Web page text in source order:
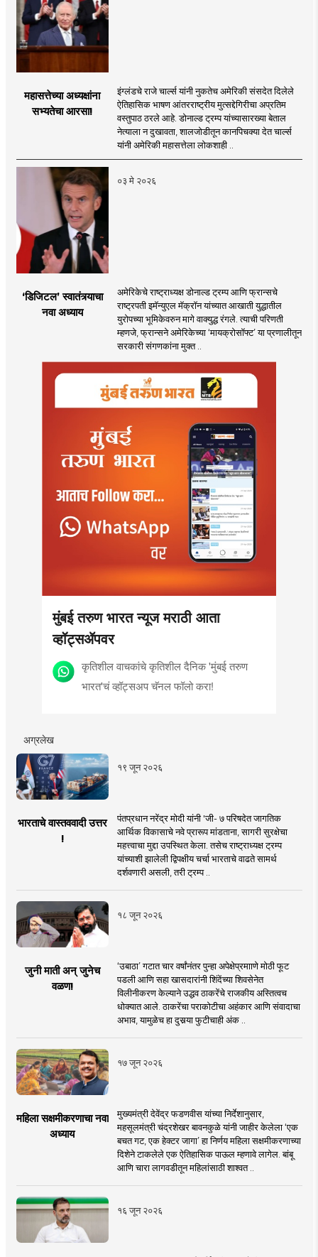
महासत्तेच्या अध्यक्षांना
सभ्यतेचा आरसा!
इंग्लंडचे राजे चार्ल्स यांनी नुकतेच अमेरिकी संसदेत दिलेले
ऐतिहासिक भाषण आंतरराष्ट्रीय मुत्सद्देगिरीचा अप्रतिम
वस्तुपाठ ठरले आहे. डोनाल्ड ट्रम्प यांच्यासारख्या बेताल
नेत्याला न दुखावता, शालजोडीतून कानपिचक्या देत चार्ल्स
यांनी अमेरिकी महासत्तेला लोकशाही ..
०३ मे २०२६
‘डिजिटल’ स्वातंत्र्याचा
नवा अध्याय
अमेरिकेचे राष्ट्राध्यक्ष डोनाल्ड ट्रम्प आणि फ्रान्सचे
राष्ट्रपती इमॅन्युएल मॅक्रॉन यांच्यात आखाती युद्धातील
युरोपच्या भूमिकेवरुन मागे वाक्युद्ध रंगले. त्याची परिणती
म्हणजे, फ्रान्सने अमेरिकेच्या ‘मायक्रोसॉफ्ट’ या प्रणालीतून
सरकारी संगणकांना मुक्त ..
मुंबई तरुण भारत न्यूज मराठी आता
व्हॉट्सॲपवर
कृतिशील वाचकांचे कृतिशील दैनिक 'मुंबई तरुण
भारत'चं व्हॉट्सअप चॅनल फॉलो करा!
अग्रलेख
१९ जून २०२६
भारताचे वास्तववादी उत्तर
!
पंतप्रधान नरेंद्र मोदी यांनी 'जी- ७ परिषदेत जागतिक
आर्थिक विकासाचे नवे प्रारूप मांडताना, सागरी सुरक्षेचा
महत्त्वाचा मुद्दा उपस्थित केला. तसेच राष्ट्राध्यक्ष ट्रम्प
यांच्याशी झालेली द्विपक्षीय चर्चा भारताचे वाढते सामर्थ
दर्शवणारी असली, तरी ट्रम्प ..
१८ जून २०२६
जुनी माती अन् जुनेच
वळण!
‘उबाठा’ गटात चार वर्षांनंतर पुन्हा अपेक्षेप्रमााणे मोठी फूट
पडली आणि सहा खासदारांनी शिंदेंच्या शिवसेनेत
विलीनीकरण केल्याने उद्धव ठाकरेंचे राजकीय अस्तित्वच
धोक्यात आले. ठाकरेंचा पराकोटीचा अहंकार आणि संवादाचा
अभाव, यामुळेच हा दुसर्‍या फुटीचाही अंक ..
१७ जून २०२६
महिला सक्षमीकरणाचा नवा
अध्याय
मुख्यमंत्री देवेंद्र फडणवीस यांच्या निर्देशानुसार,
महसूलमंत्री चंद्रशेखर बावनकुळे यांनी जाहीर केलेला ‘एक
बचत गट, एक हेक्टर जागा’ हा निर्णय महिला सक्षमीकरणाच्या
दिशेने टाकलेले एक ऐतिहासिक पाऊल म्हणावे लागेल. बांबू
आणि चारा लागवडीतून महिलांसाठी शाश्वत ..
१६ जून २०२६